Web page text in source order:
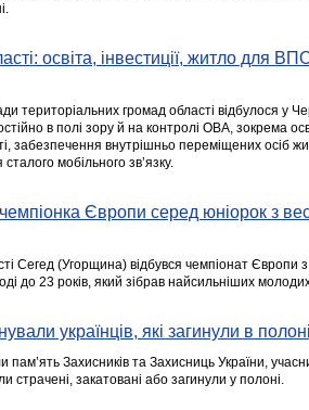
освіта, інвестиції, житло для
територіальних громад області відбулося у
в полі зору й на контролі ОВА, зокрема
забезпечення внутрішньо переміщених осіб
мобільного зв’язку.
Європи серед юніорок з
Сегед (Угорщина) відбувся чемпіонат Європи
до 23 років, який зібрав найсильніших
українців, які загинули в полоні
пам’ять Захисників та Захисниць України,
страчені, закатовані або загинули у полоні.